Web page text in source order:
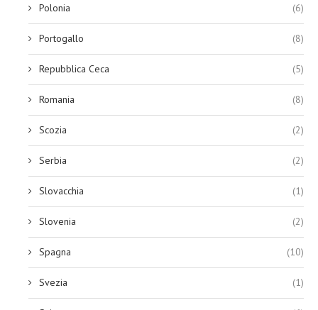
Polonia (6)
Portogallo (8)
Repubblica Ceca (5)
Romania (8)
Scozia (2)
Serbia (2)
Slovacchia (1)
Slovenia (2)
Spagna (10)
Svezia (1)